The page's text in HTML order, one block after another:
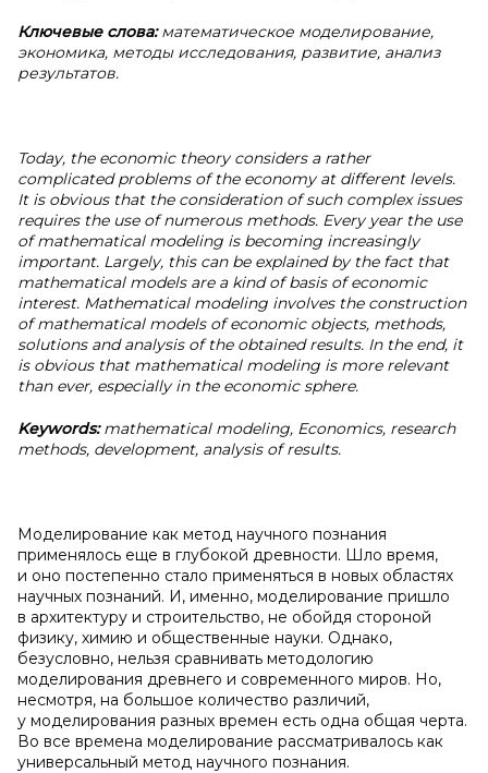
Ключевые слова: математическое моделирование,
экономика, методы исследования, развитие, анализ
результатов.
Today, the economic theory considers a rather
complicated problems of the economy at different levels.
It is obvious that the consideration of such complex issues
requires the use of numerous methods. Every year the use
of mathematical modeling is becoming increasingly
important. Largely, this can be explained by the fact that
mathematical models are a kind of basis of economic
interest. Mathematical modeling involves the construction
of mathematical models of economic objects, methods,
solutions and analysis of the obtained results. In the end, it
is obvious that mathematical modeling is more relevant
than ever, especially in the economic sphere.
Keywords: mathematical modeling, Economics, research
methods, development, analysis of results.
Моделирование как метод научного познания
применялось еще в глубокой древности. Шло время,
и оно постепенно стало применяться в новых областях
научных познаний. И, именно, моделирование пришло
в архитектуру и строительство, не обойдя стороной
физику, химию и общественные науки. Однако,
безусловно, нельзя сравнивать методологию
моделирования древнего и современного миров. Но,
несмотря, на большое количество различий,
у моделирования разных времен есть одна общая черта.
Во все времена моделирование рассматривалось как
универсальный метод научного познания.